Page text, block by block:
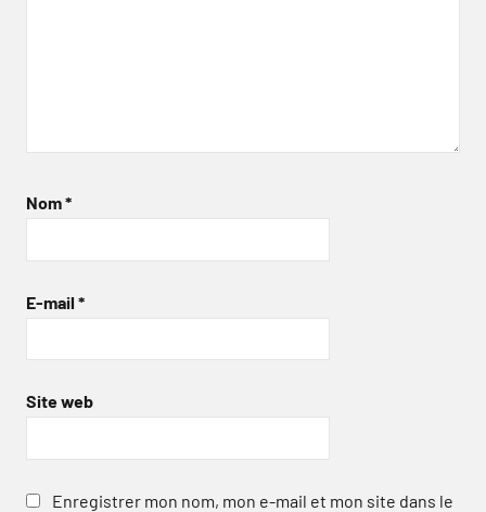
Nom*
E-mail *
Site web
Enregistrer mon nom, mon e-mail et mon site dans le